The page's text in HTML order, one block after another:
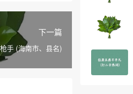
下一篇
手 (海南市、县名)